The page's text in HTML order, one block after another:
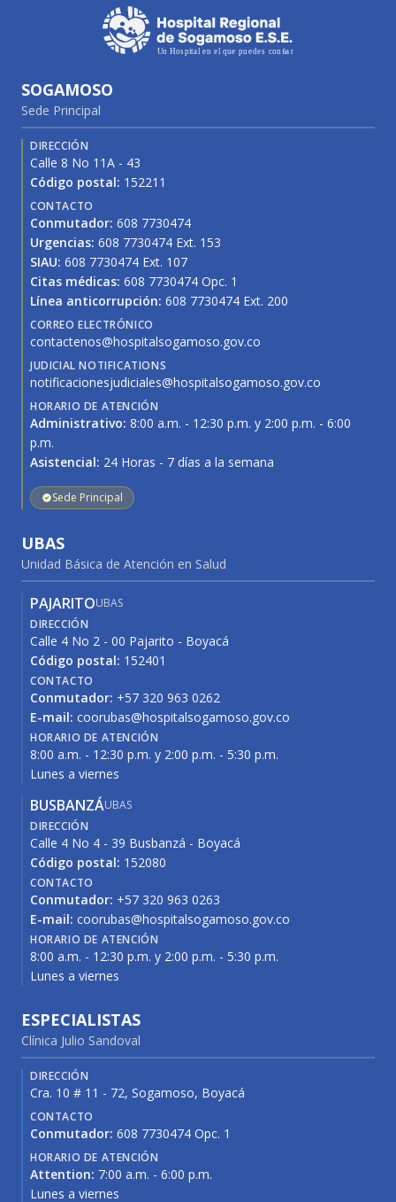
SOGAMOSO
Sede Principal
DIRECCIÓN
Calle 8 No 11A - 43
Código postal: 152211
CONTACTO
Conmutador: 608 7730474
Urgencias: 608 7730474 Ext. 153
SIAU: 608 7730474 Ext. 107
Citas médicas: 608 7730474 Opc. 1
Línea anticorrupción: 608 7730474 Ext. 200
CORREO ELECTRÓNICO
contactenos@hospitalsogamoso.gov.co
JUDICIAL NOTIFICATIONS
notificacionesjudiciales@hospitalsogamoso.gov.co
HORARIO DE ATENCIÓN
Administrativo: 8:00 a.m. - 12:30 p.m. y 2:00 p.m. - 6:00
p.m.
Asistencial: 24 Horas - 7 días a la semana
Sede Principal
UBAS
Unidad Básica de Atención en Salud
PAJARITOUBAS
DIRECCIÓN
Calle 4 No 2 - 00 Pajarito - Boyacá
Código postal: 152401
CONTACTO
Conmutador: +57 320 963 0262
E-mail: coorubas@hospitalsogamoso.gov.co
HORARIO DE ATENCIÓN
8:00 a.m. - 12:30 p.m. y 2:00 p.m. - 5:30 p.m.
Lunes a viernes
BUSBANZÁUBAS
DIRECCIÓN
Calle 4 No 4 - 39 Busbanzá - Boyacá
Código postal: 152080
CONTACTO
Conmutador: +57 320 963 0263
E-mail: coorubas@hospitalsogamoso.gov.co
HORARIO DE ATENCIÓN
8:00 a.m. - 12:30 p.m. y 2:00 p.m. - 5:30 p.m.
Lunes a viernes
ESPECIALISTAS
Clínica Julio Sandoval
DIRECCIÓN
Cra. 10 # 11 - 72, Sogamoso, Boyacá
CONTACTO
Conmutador: 608 7730474 Opc. 1
HORARIO DE ATENCIÓN
Attention: 7:00 a.m. - 6:00 p.m.
Lunes a viernes